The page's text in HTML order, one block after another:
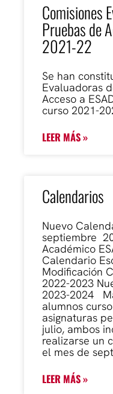
Comisiones
Pruebas de
2021-22
Se han
Evaluadoras
Acceso a
curso 2021-
LEER MÁS »
Calendarios
Nuevo
septiembre
Académico
Calendario
Modificación
2022-2023
2023-2024
alumnos
asignaturas
julio, ambos
realizarse un
el mes de
LEER MÁS »